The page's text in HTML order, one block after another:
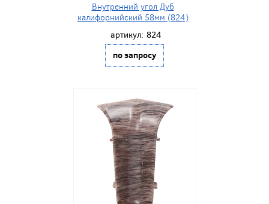
Внутренний угол Дуб
калифорнийский 58мм (824)
артикул: 824
по запросу